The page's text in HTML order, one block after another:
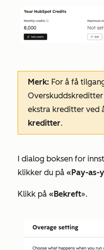
Merk: For å få
Overskuddskreditter
ekstra kreditter ved
kreditter.
I dialog boksen for
klikker du på «Pay-as-
Klikk på «Bekreft».